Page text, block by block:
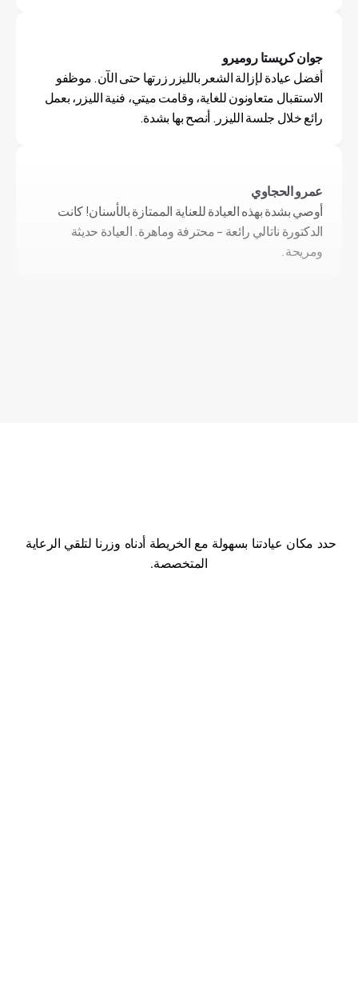
جوان كريستا روميرو
رائع خلال جلسة الليزر. أنصح بها بشدة.
عمرو الحجاوي
ومريحة.
المتخصصة.